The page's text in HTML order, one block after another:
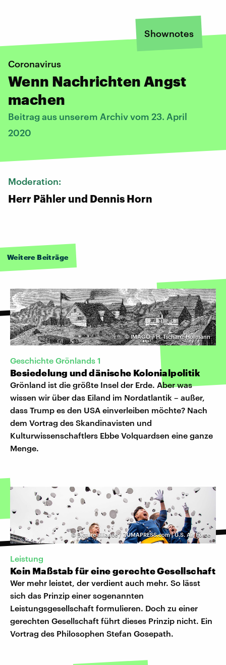
Shownotes
Coronavirus
Wenn Nachrichten Angst
machen
Beitrag aus unserem Archiv vom 23. April
2020
Moderation:
Herr Pähler und Dennis Horn
Weitere Beiträge
©IMAGO / H. Tschanz-Hofmann
Geschichte Grönlands 1
Besiedelung und dänische Kolonialpolitik
Grönland ist die größte Insel der Erde. Aber was
wissen wir über das Eiland im Nordatlantik – außer,
dass Trump es den USA einverleiben möchte? Nach
dem Vortrag des Skandinavisten und
Kulturwissenschaftlers Ebbe Volquardsen eine ganze
Menge.
©picture alliance / ZUMAPRESS.com | U.S. Air Force
Leistung
Kein Maßstab für eine gerechte Gesellschaft
Wer mehr leistet, der verdient auch mehr. So lässt
sich das Prinzip einer sogenannten
Leistungsgesellschaft formulieren. Doch zu einer
gerechten Gesellschaft führt dieses Prinzip nicht. Ein
Vortrag des Philosophen Stefan Gosepath.